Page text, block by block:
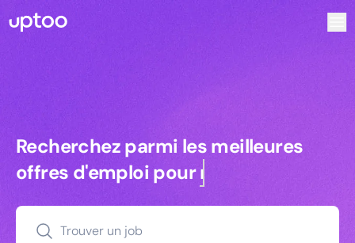
Recherchez parmi les meilleures
Recherchez parmi les meilleures
offres d'emploi pourcommerciaux
Trouver un job